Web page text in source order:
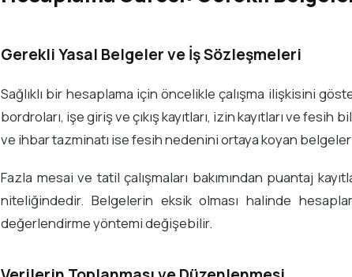
Gerekli Yasal Belgeler ve İş Sözleşmeleri
Sağlıklı bir hesaplama için öncelikle çalışma ilişkisini
bordroları, işe giriş ve çıkış kayıtları, izin kayıtları ve
ve ihbar tazminatı ise fesih nedenini ortaya koyan belgeler
Fazla mesai ve tatil çalışmaları bakımından puantaj
niteliğindedir. Belgelerin eksik olması halinde
değerlendirme yöntemi değişebilir.